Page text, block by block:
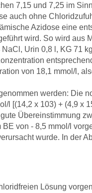
7,15 und 7,25 im
auch ohne
Azidose eine
wird. So wird aus
Urin 0,8 l, KG 71
von 18,1 mmol/l,
werden: Die
l [(14,2 x 103) + (4,9 x
Übereinstimmung
von - 8,5 mmol/l
wurde. In der
Lösung